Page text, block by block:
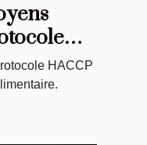
pour
denrée
HACCP